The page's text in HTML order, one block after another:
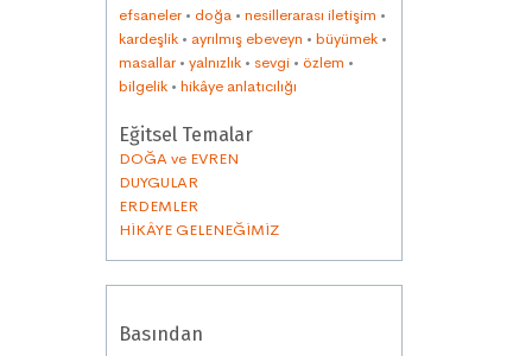
efsaneler • doğa • nesillerarası iletişim •
kardeşlik • ayrılmış ebeveyn • büyümek •
masallar • yalnızlık • sevgi • özlem •
bilgelik • hikâye anlatıcılığı
Eğitsel Temalar
DOĞA ve EVREN
DUYGULAR
ERDEMLER
HİKÂYE GELENEĞİMİZ
Basından